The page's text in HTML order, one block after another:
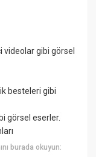
videolar gibi görsel
besteleri gibi
görsel eserler.
burada okuyun: